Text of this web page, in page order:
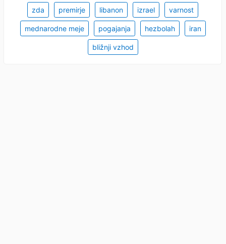
zda premirje libanon izrael varnost
mednarodne meje pogajanja hezbolah iran
bližnji vzhod